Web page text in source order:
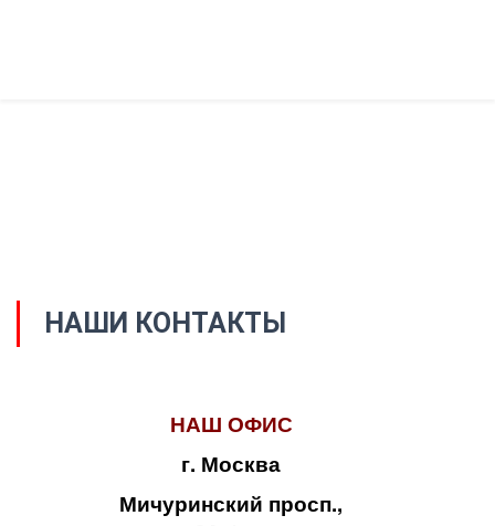
НАШИ КОНТАКТЫ
НАШ ОФИС
г. Москва
Мичуринский просп.,